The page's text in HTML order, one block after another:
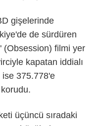
gişelerinde
de sürdüren
(Obsession) filmi yer
kapatan iddialı
ise 375.778'e
üçüncü sıradaki